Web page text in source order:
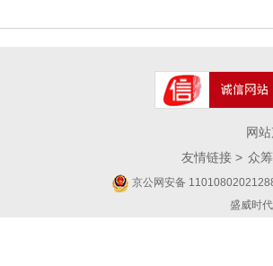
网
友情链接 > 众
京公网安备
盛威时